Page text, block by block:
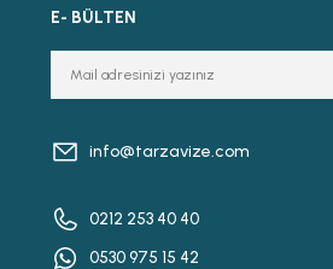
E- BÜLTEN
info@tarzavize.com
0212 253 40 40
0530 975 15 42